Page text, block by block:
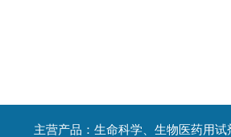
主营产品：生命科学、生物医药用